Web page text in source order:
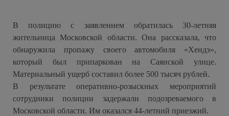
В полицию с заявлением обратилась 30-летняя
жительница Московской области. Она рассказала, что
обнаружила пропажу своего автомобиля «Хендэ»,
который был припаркован на Саянской улице.
Материальный ущерб составил более 500 тысяч рублей.
В результате оперативно-розыскных мероприятий
сотрудники полиции задержали подозреваемого в
Московской области. Им оказался 44-летний приезжий.